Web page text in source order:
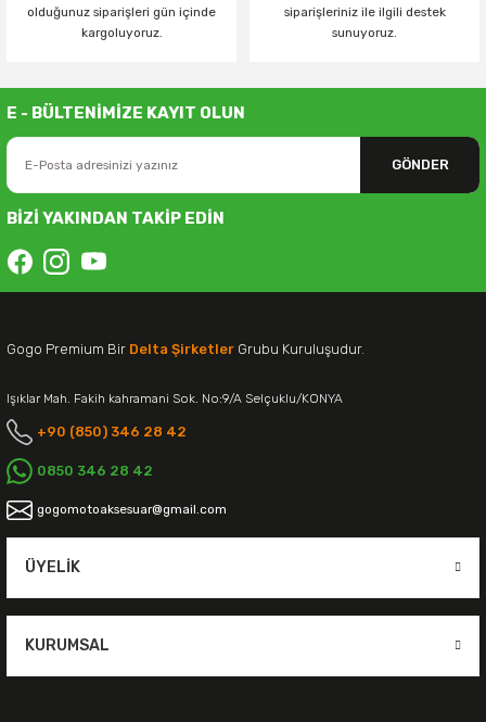
olduğunuz siparişleri gün içinde
kargoluyoruz.
siparişleriniz ile ilgili destek
sunuyoruz.
E - BÜLTENİMİZE KAYIT OLUN
GÖNDER
BİZİ YAKINDAN TAKİP EDİN
Gogo Premium Bir Delta Şirketler Grubu Kuruluşudur.
Işıklar Mah. Fakih kahramani Sok. No:9/A Selçuklu/KONYA
+90 (850) 346 28 42
0850 346 28 42
gogomotoaksesuar@gmail.com
ÜYELIK
KURUMSAL